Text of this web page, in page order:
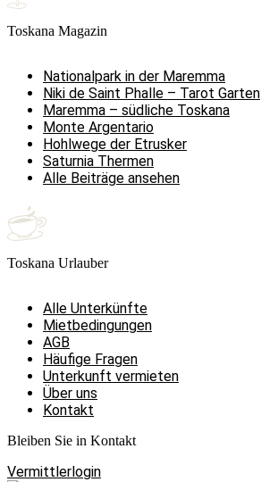
Toskana Magazin
Nationalpark in der Maremma
Niki de Saint Phalle – Tarot Garten
Maremma – südliche Toskana
Monte Argentario
Hohlwege der Etrusker
Saturnia Thermen
Alle Beiträge ansehen
Toskana Urlauber
Alle Unterkünfte
Mietbedingungen
AGB
Häufige Fragen
Unterkunft vermieten
Über uns
Kontakt
Bleiben Sie in Kontakt
Vermittlerlogin